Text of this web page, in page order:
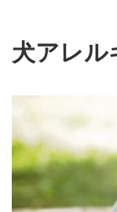
犬アレル